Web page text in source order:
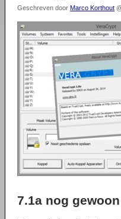
Geschreven door Marco Korthout
7.1a nog